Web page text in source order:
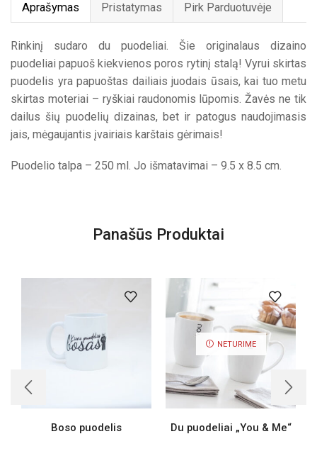
Aprašymas Pristatymas Pirk Parduotuvėje
Rinkinį sudaro du puodeliai. Šie originalaus dizaino
puodeliai papuoš kiekvienos poros rytinį stalą! Vyrui skirtas
puodelis yra papuoštas dailiais juodais ūsais, kai tuo metu
skirtas moteriai – ryškiai raudonomis lūpomis. Žavės ne tik
dailus šių puodelių dizainas, bet ir patogus naudojimasis
jais, mėgaujantis įvairiais karštais gėrimais!
Puodelio talpa – 250 ml. Jo išmatavimai – 9.5 x 8.5 cm.
Panašūs Produktai
Boso puodelis
NETURIME
Du puodeliai „You & Me“